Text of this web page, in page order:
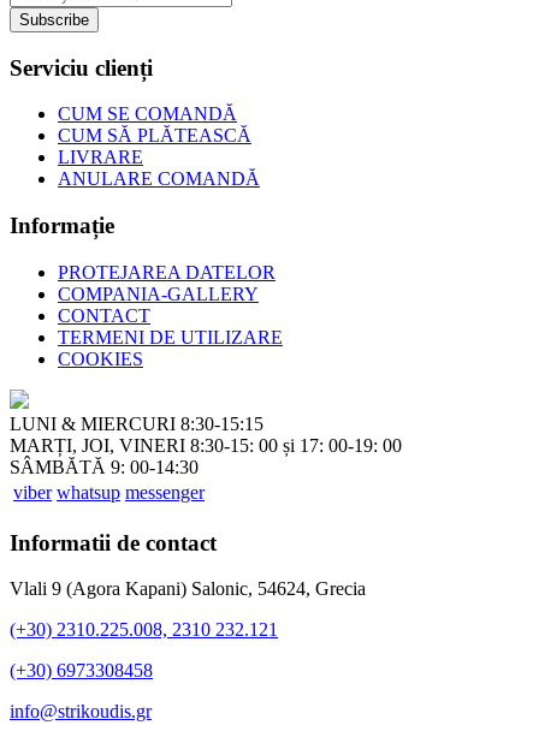
Subscribe
Serviciu clienți
CUM SE COMANDĂ
CUM SĂ PLĂTEASCĂ
LIVRARE
ANULARE COMANDĂ
Informație
PROTEJAREA DATELOR
COMPANIA-GALLERY
CONTACT
TERMENI DE UTILIZARE
COOKIES
LUNI & MIERCURI 8:30-15:15
MARȚI, JOI, VINERI 8:30-15: 00 și 17: 00-19: 00
SÂMBĂTĂ 9: 00-14:30
viber whatsup messenger
Informatii de contact
Vlali 9 (Agora Kapani) Salonic, 54624, Grecia
(+30) 2310.225.008, 2310 232.121
(+30) 6973308458
info@strikoudis.gr